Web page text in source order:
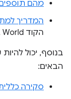
מהם
המדריך
הקוד Hello, World.
בנוסף, יכול
הבאים:
סקירה